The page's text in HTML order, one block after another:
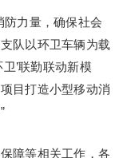
防力量，确保社会
队以环卫车辆为载
’联勤联动新模
目打造小型移动消
障等相关工作，各